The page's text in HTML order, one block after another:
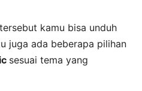
kamu bisa unduh
juga ada beberapa pilihan
sesuai tema yang